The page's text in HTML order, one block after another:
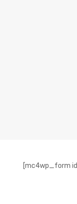
[mc4wp_form